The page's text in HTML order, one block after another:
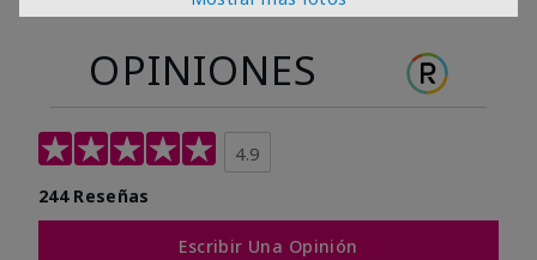
OPINIONES
4.9
244 Reseñas
Escribir Una Opinión